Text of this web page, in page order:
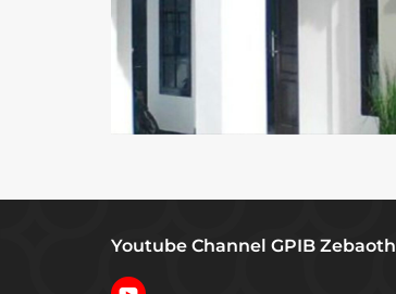
Youtube Channel GPIB Zebaoth